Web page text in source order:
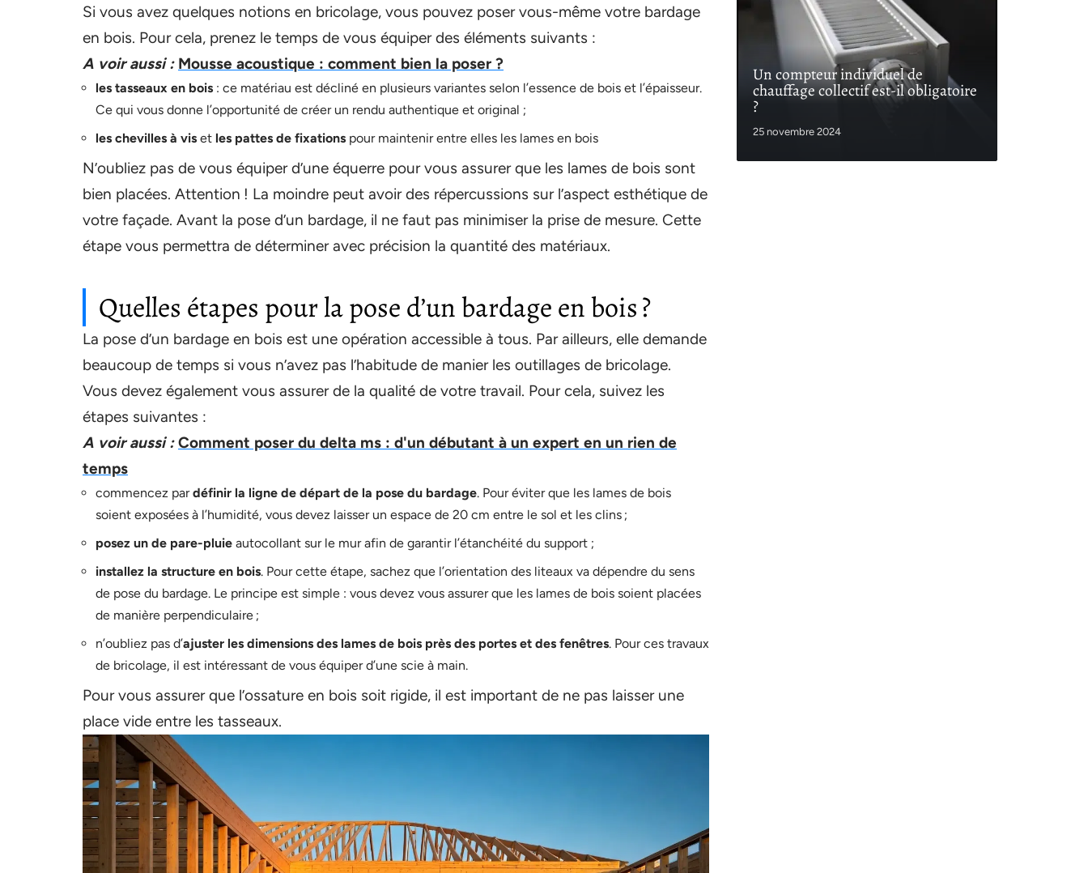
Si vous avez quelques notions en bricolage, vous pouvez poser vous-même votre bardage
en bois. Pour cela, prenez le temps de vous équiper des éléments suivants :
A voir aussi : Mousse acoustique : comment bien la poser ?
les tasseaux en bois : ce matériau est décliné en plusieurs variantes selon l’essence de bois et l’épaisseur.
Ce qui vous donne l’opportunité de créer un rendu authentique et original ;
les chevilles à vis et les pattes de fixations pour maintenir entre elles les lames en bois
N’oubliez pas de vous équiper d’une équerre pour vous assurer que les lames de bois sont
bien placées. Attention ! La moindre peut avoir des répercussions sur l’aspect esthétique de
votre façade. Avant la pose d’un bardage, il ne faut pas minimiser la prise de mesure. Cette
étape vous permettra de déterminer avec précision la quantité des matériaux.
Quelles étapes pour la pose d’un bardage en bois ?
La pose d’un bardage en bois est une opération accessible à tous. Par ailleurs, elle demande
beaucoup de temps si vous n’avez pas l’habitude de manier les outillages de bricolage.
Vous devez également vous assurer de la qualité de votre travail. Pour cela, suivez les
étapes suivantes :
A voir aussi : Comment poser du delta ms : d'un débutant à un expert en un rien de
temps
commencez pardéfinir la ligne de départ de la pose du bardage. Pour éviter que les lames de bois
soient exposées à l’humidité, vous devez laisser un espace de 20 cm entre le sol et les clins ;
posez un de pare-pluie autocollant sur le mur afin de garantir l’étanchéité du support ;
installez la structure en bois. Pour cette étape, sachez que l’orientation des liteaux va dépendre du sens
de pose du bardage. Le principe est simple : vous devez vous assurer que les lames de bois soient placées
de manière perpendiculaire ;
n’oubliez pas d’ajuster les dimensions des lames de bois près des portes et des fenêtres. Pour ces travaux
de bricolage, il est intéressant de vous équiper d’une scie à main.
Pour vous assurer que l’ossature en bois soit rigide, il est important de ne pas laisser une
place vide entre les tasseaux.
Un compteur individuel de
chauffage collectif est-il obligatoire
?
25 novembre 2024